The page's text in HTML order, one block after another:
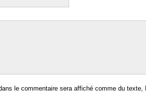
le commentaire sera affiché comme du